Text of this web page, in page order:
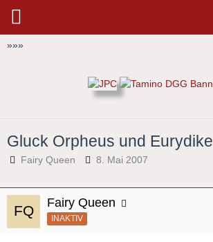
»»»
Gluck Orpheus und Eurydike
Fairy Queen 8. Mai 2007
Fairy Queen
INAKTIV